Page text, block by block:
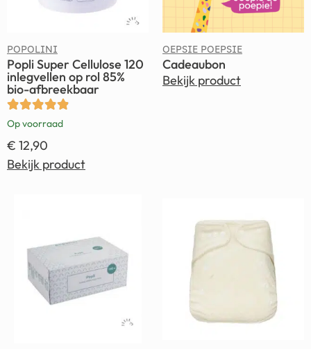
POPOLINI
Popli Super Cellulose 120
inlegvellen op rol 85%
bio-afbreekbaar
Op voorraad
€ 12,90
Bekijk product
OEPSIE POEPSIE
Cadeaubon
Bekijk product